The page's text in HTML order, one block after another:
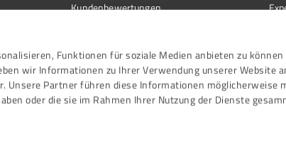
Funktionen für soziale Medien anbieten zu können
wir Informationen zu Ihrer Verwendung unserer Website
Unsere Partner führen diese Informationen möglicherweise
oder die sie im Rahmen Ihrer Nutzung der Dienste
Kundenbewertungen
Bewertungs­richtlinien
Events